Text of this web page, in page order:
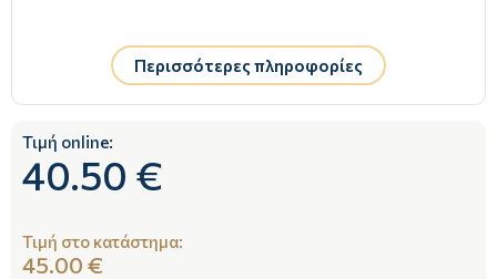
Περισσότερες πληροφορίες
Τιμή online:
40.50 €
Τιμή στο κατάστημα:
45.00 €